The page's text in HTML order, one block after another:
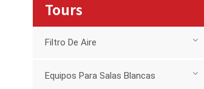
Tours
Filtro De Aire
Equipos Para Salas Blancas